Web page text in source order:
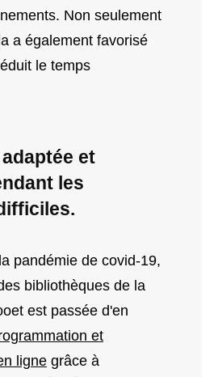
Non seulement
a également favorisé
le temps
et
les
pandémie de covid-19,
bibliothèques de la
est passée d'en
et
ligne grâce à